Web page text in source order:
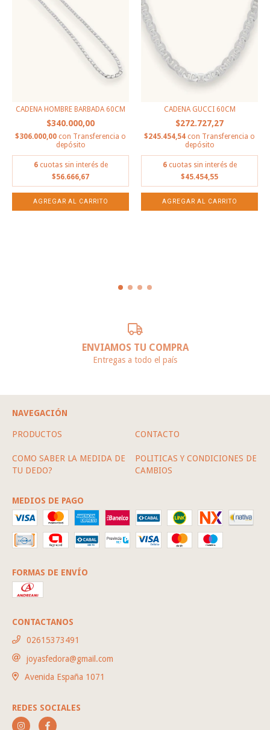
CADENA HOMBRE BARBADA 60CM
$340.000,00
$306.000,00 con Transferencia o
depósito
6 cuotas sin interés de
$56.666,67
CADENA GUCCI 60CM
$272.727,27
$245.454,54 con Transferencia o
depósito
6 cuotas sin interés de
$45.454,55
ENVIAMOS TU COMPRA
Entregas a todo el país
NAVEGACIÓN
PRODUCTOS CONTACTO
COMO SABER LA MEDIDA DE
TU DEDO?
POLITICAS Y CONDICIONES DE
CAMBIOS
MEDIOS DE PAGO
FORMAS DE ENVÍO
CONTACTANOS
02615373491
joyasfedora@gmail.com
Avenida España 1071
REDES SOCIALES